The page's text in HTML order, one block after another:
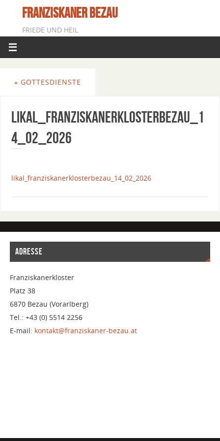
FRANZISKANER BEZAU
FRIEDE UND HEIL
« GOTTESDIENSTE
Likal_FranziskanerklosterBezau_1
4_02_2026
likal_franziskanerklosterbezau_14_02_2026
ADRESSE
Franziskanerkloster
Platz 38
6870 Bezau (Vorarlberg)
Tel.: +43 (0) 5514 2256
E-mail: kontakt@franziskaner-bezau.at